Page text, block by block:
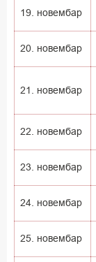
19. новембар
20. новембар
21. новембар
22. новембар
23. новембар
24. новембар
25. новембар